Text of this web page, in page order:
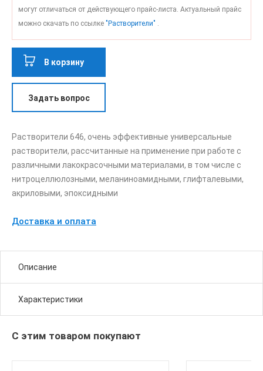
могут отличаться от действующего прайс-листа. Актуальный прайс
можно скачать по ссылке "Растворители" .
В корзину
Задать вопрос
Растворители 646, очень эффективные универсальные
растворители, рассчитанные на применение при работе с
различными лакокрасочными материалами, в том числе с
нитроцеллюлозными, меланиноамидными, глифталевыми,
акриловыми, эпоксидными
Доставка и оплата
Описание
Характеристики
С этим товаром покупают